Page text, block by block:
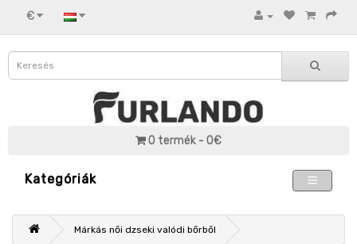
€
0 termék - 0€
Kategóriák
Márkás női dzseki valódi bőrből